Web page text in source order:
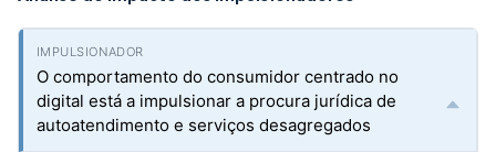
O comportamento do consumidor centrado no
digital está a impulsionar a procura jurídica de
autoatendimento e serviços desagregados